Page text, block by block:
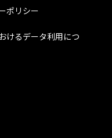
ポリシー
けるデータ利用につ